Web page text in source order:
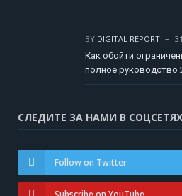
BY DIGITAL REPORT
Как обойти
полное руководство
СЛЕДИТЕ ЗА НАМИ В СОЦСЕТЯХ
Follow on Twitter